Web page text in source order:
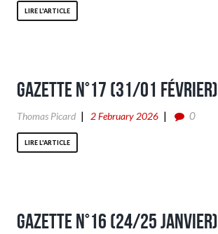
LIRE L'ARTICLE
Gazette n°17 (31/01 Février)
Thomas Picard 2 February 2026 0
LIRE L'ARTICLE
Gazette n°16 (24/25 Janvier)